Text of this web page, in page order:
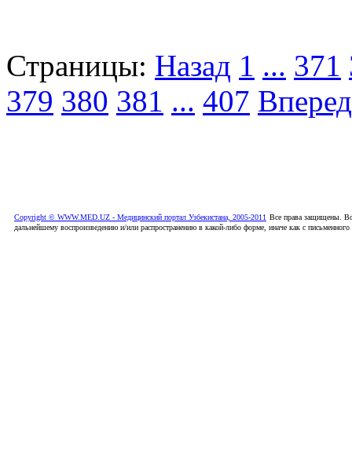
Страницы: Назад 1 ... 371
379 380 381 ... 407 Вперед
Copyright © WWW.MED.UZ - Медицинский портал Узбекистана, 2005-2011 Все права защищены.
дальнейшему воспроизведению и/или распространению в какой-либо форме, иначе как с